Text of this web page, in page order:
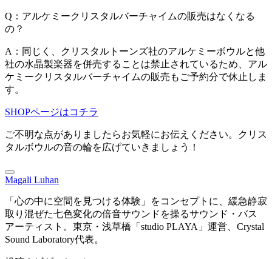
Q：アルケミークリスタルバーチャイムの販売はなくなる
の？
A：同じく、クリスタルトーンズ社のアルケミーボウルと他
社の水晶製楽器を併売することは禁止されているため、アル
ケミークリスタルバーチャイムの販売もご予約分で休止しま
す。
SHOPページはコチラ
ご不明な点がありましたらお気軽にお伝えください。クリス
タルボウルの音の輪を広げていきましょう！
Magali Luhan
「心の中に空間を見つける体験」をコンセプトに、緩急静寂
取り混ぜた七色変化の倍音サウンドを操るサウンド・バス
アーティスト。東京・浅草橋「studio PLAYA」運営、Crystal
Sound Laboratory代表。